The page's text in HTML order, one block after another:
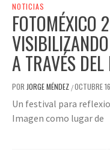
NOTICIAS
FOTOMÉXICO
A TRAVÉS DEL
POR JORGE MÉNDEZ /OCTUBRE
Un festival para
Imagen como lugar de